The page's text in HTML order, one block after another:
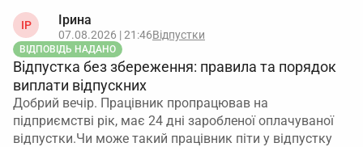
Слідкуйте, щоб у довідці та податковому
розрахунку за останній місяць середня зарплата
була не нижче 3 мінімальних, а заборгованості в
ДПС – не було, інакше навіть при поданні в строк
критичність можуть не підтвердити.
Підсумовуючи, зараз подати виключно
«короткий» пакет через ДАР технічно неможливо,
ІР Ірина
07.08.2026 | 21:46Відпустки
ВІДПОВІДЬ НАДАНО
Відпустка без збереження: правила та порядок
виплати відпускних
Добрий вечір. Працівник пропрацював на
підприємстві рік, має 24 дні заробленої оплачуваної
відпустки.Чи може такий працівник піти у відпустку